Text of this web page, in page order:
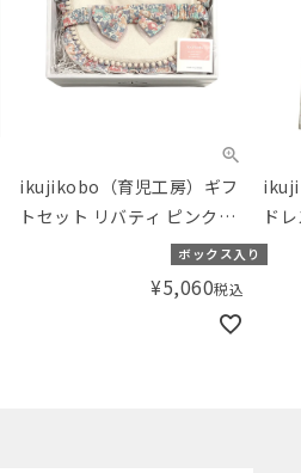
ikujikobo（育児工房）ギフ
トセット リバティ ピンク
Michelle（ミシェル）【ギ
フトボックス入り】
ボックス入り
¥5,060税込
ド